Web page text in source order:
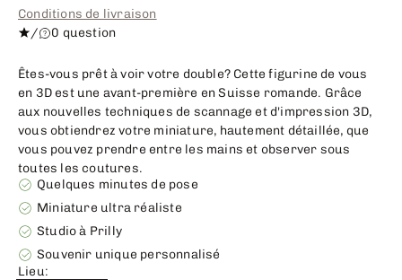
Conditions de livraison
/
0 question
Êtes-vous prêt à voir votre double? Cette figurine de vous
en 3D est une avant-première en Suisse romande. Grâce
aux nouvelles techniques de scannage et d'impression 3D,
vous obtiendrez votre miniature, hautement détaillée, que
vous pouvez prendre entre les mains et observer sous
toutes les coutures.
Quelques minutes de pose
Miniature ultra réaliste
Studio à Prilly
Souvenir unique personnalisé
Lieu: